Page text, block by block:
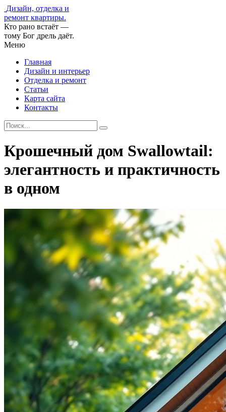
Дизайн, отделка и
ремонт квартиры.
Кто рано встаёт —
тому Бог дрель даёт.
Меню
Главная
Дизайн и интерьер
Отделка и ремонт
Статьи
Карта сайта
Контакты
Крошечный дом Swallowtail:
элегантность и практичность
в одном